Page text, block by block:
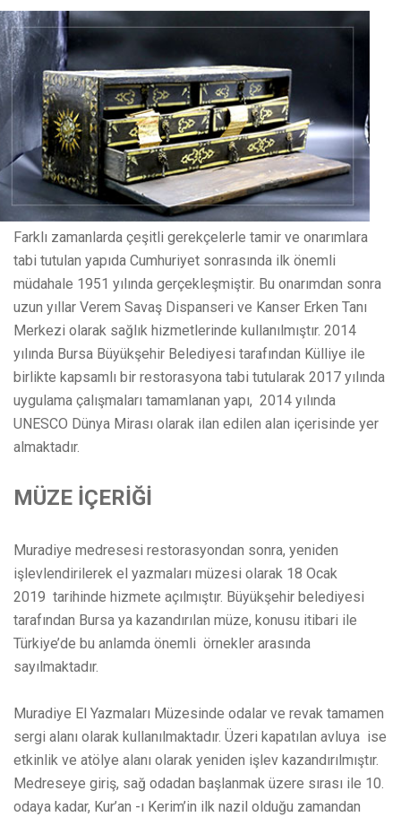
Farklı zamanlarda çeşitli gerekçelerle tamir ve onarımlara
tabi tutulan yapıda Cumhuriyet sonrasında ilk önemli
müdahale 1951 yılında gerçekleşmiştir. Bu onarımdan sonra
uzun yıllar Verem Savaş Dispanseri ve Kanser Erken Tanı
Merkezi olarak sağlık hizmetlerinde kullanılmıştır. 2014
yılında Bursa Büyükşehir Belediyesi tarafından Külliye ile
birlikte kapsamlı bir restorasyona tabi tutularak 2017 yılında
uygulama çalışmaları tamamlanan yapı, 2014 yılında
UNESCO Dünya Mirası olarak ilan edilen alan içerisinde yer
almaktadır.
MÜZE İÇERİĞİ
Muradiye medresesi restorasyondan sonra, yeniden
işlevlendirilerek el yazmaları müzesi olarak 18 Ocak
2019 tarihinde hizmete açılmıştır. Büyükşehir belediyesi
tarafından Bursa ya kazandırılan müze, konusu itibari ile
Türkiye’de bu anlamda önemli örnekler arasında
sayılmaktadır.
Muradiye El Yazmaları Müzesinde odalar ve revak tamamen
sergi alanı olarak kullanılmaktadır. Üzeri kapatılan avluya ise
etkinlik ve atölye alanı olarak yeniden işlev kazandırılmıştır.
Medreseye giriş, sağ odadan başlanmak üzere sırası ile 10.
odaya kadar, Kur’an -ı Kerim’in ilk nazil olduğu zamandan